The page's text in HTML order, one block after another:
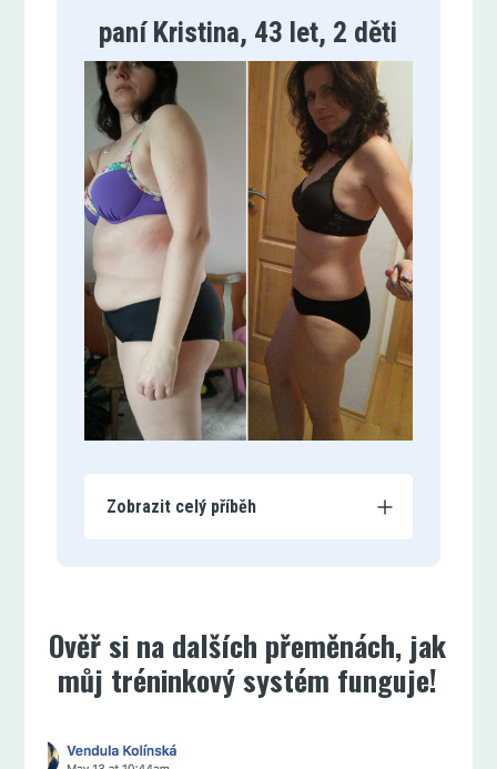
paní Kristina, 43 let, 2 děti
Zobrazit celý příběh
Ověř si na dalších přeměnách, jak
můj tréninkový systém funguje!